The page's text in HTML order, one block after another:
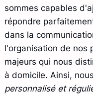
sommes capables
répondre
dans la
l'organisation de nos
majeurs qui nous
à domicile. Ainsi,
personnalisé et